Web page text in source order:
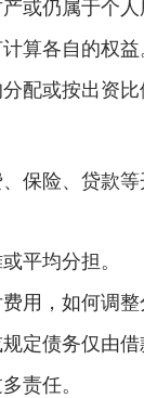
或仍属于个人
算各自的权益
配或按出资比
保险、贷款
平均分担。
用，如何调整
定债务仅由借
责任。